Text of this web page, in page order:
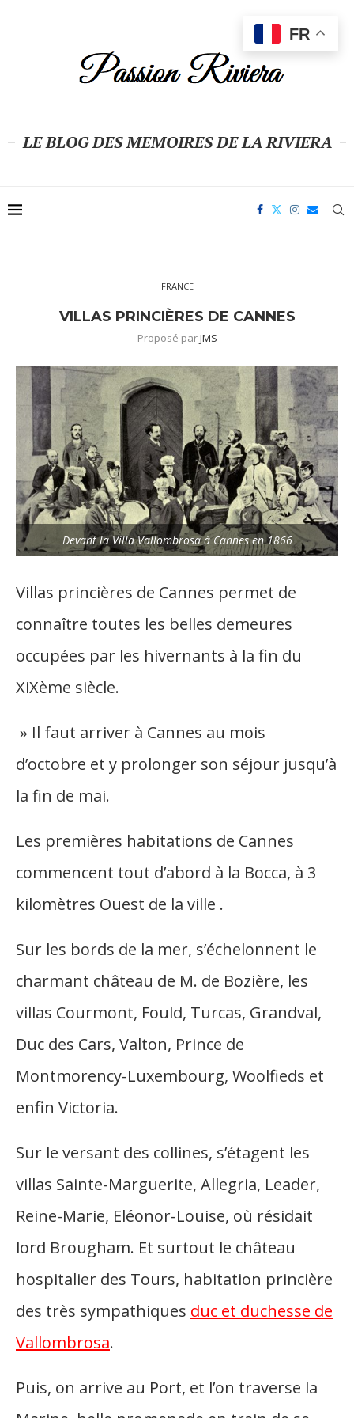
LE BLOG DES MEMOIRES DE LA RIVIERA
FRANCE
VILLAS PRINCIÈRES DE CANNES
Proposé parJMS
Devant la Villa Vallombrosa à Cannes en 1866
Villas princières de Cannes permet de
connaître toutes les belles demeures
occupées par les hivernants à la fin du
XiXème siècle.
» Il faut arriver à Cannes au mois
d’octobre et y prolonger son séjour jusqu’à
la fin de mai.
Les premières habitations de Cannes
commencent tout d’abord à la Bocca, à 3
kilomètres Ouest de la ville .
Sur les bords de la mer, s’échelonnent le
charmant château de M. de Bozière, les
villas Courmont, Fould, Turcas, Grandval,
Duc des Cars, Valton, Prince de
Montmorency-Luxembourg, Woolfieds et
enfin Victoria.
Sur le versant des collines, s’étagent les
villas Sainte-Marguerite, Allegria, Leader,
Reine-Marie, Eléonor-Louise, où résidait
lord Brougham. Et surtout le château
hospitalier des Tours, habitation princière
des très sympathiques duc et duchesse de
Vallombrosa.
Puis, on arrive au Port, et l’on traverse la
FR